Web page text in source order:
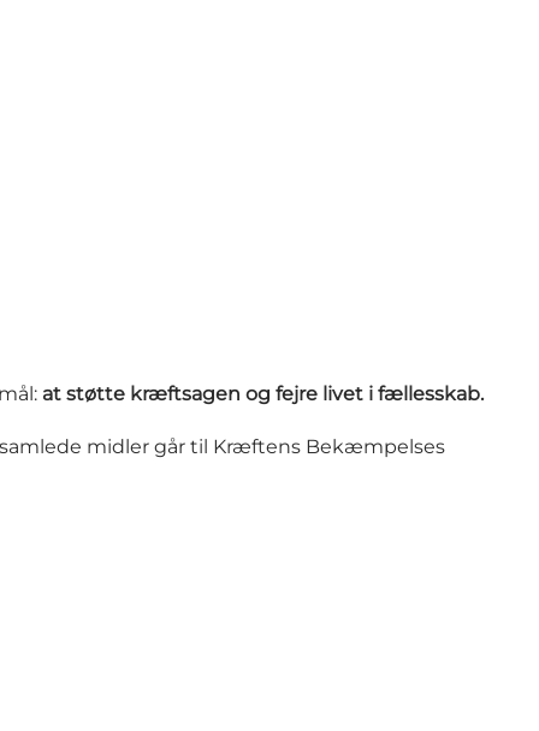
at støtte kræftsagen og fejre livet i fællesskab.
midler går til Kræftens Bekæmpelses